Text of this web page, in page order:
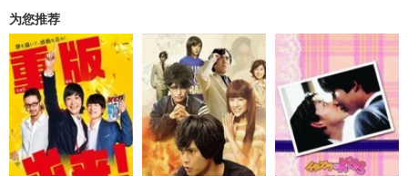
为您推荐